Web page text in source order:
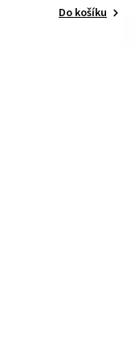
Do košíku